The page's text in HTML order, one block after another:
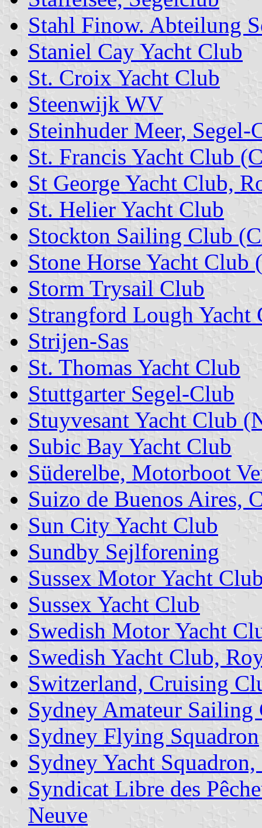
Stahl Finow. Abteilung
Staniel Cay Yacht Club
St. Croix Yacht Club
Steenwijk WV
Steinhuder Meer, Segel-
St. Francis Yacht Club
St George Yacht Club,
St. Helier Yacht Club
Stockton Sailing Club
Stone Horse Yacht Club
Storm Trysail Club
Strangford Lough Yacht
Strijen-Sas
St. Thomas Yacht Club
Stuttgarter Segel-Club
Stuyvesant Yacht Club
Subic Bay Yacht Club
Süderelbe, Motorboot
Suizo de Buenos Aires,
Sun City Yacht Club
Sundby Sejlforening
Sussex Motor Yacht
Sussex Yacht Club
Swedish Motor Yacht
Swedish Yacht Club,
Switzerland, Cruising
Sydney Amateur Sailing
Sydney Flying Squadron
Sydney Yacht
Syndicat Libre des
Neuve